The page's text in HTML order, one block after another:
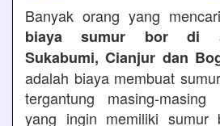
Banyak orang yang
biaya sumur bor di
Sukabumi, Cianjur dan
adalah biaya membuat
tergantung masing-masing
yang ingin memiliki sumur